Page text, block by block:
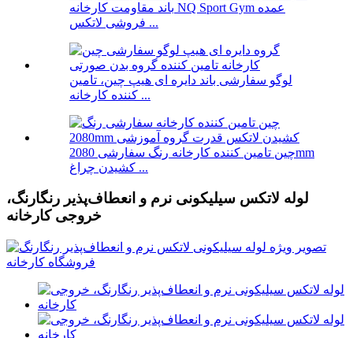
باند مقاومت کارخانه NQ Sport Gym عمده
فروشی لاتکس ...
لوگو سفارشی باند دایره ای هیپ چین، تامین
کننده کارخانه ...
چین تامین کننده کارخانه رنگ سفارشی 2080mm
کشیدن چراغ ...
لوله لاتکس سیلیکونی نرم و انعطاف‌پذیر رنگارنگ،
خروجی کارخانه